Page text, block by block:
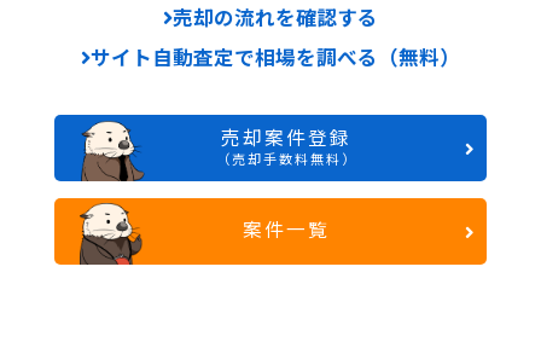
売却の流れを確認する
サイト自動査定で相場を調べる（無料）
売却案件登録
（売却手数料無料）
案件一覧